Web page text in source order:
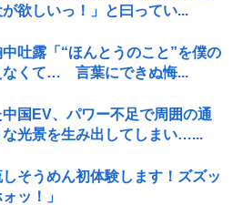
欲しいっ！」と曰ってい...
中吐露「“ほんとうのこと”を僕の
なくて… 言葉にできぬ悔...
国EV、パワー不足で周囲の通
光景を生み出してしまい…...
しそうめん初体験します！ズズッ
ッ！」